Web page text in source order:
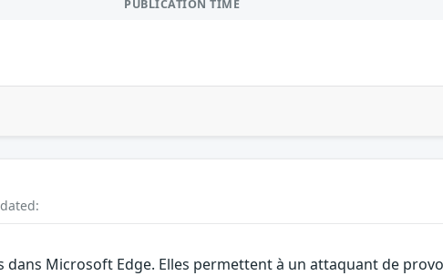
PUBLICATION TIME
Microsoft Edge. Elles permettent à un attaquant de